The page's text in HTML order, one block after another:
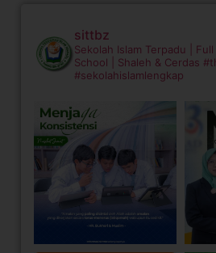
sittbz
Sekolah Islam Terpadu |
School | Shaleh & Cerdas
#sekolahislamlengkap